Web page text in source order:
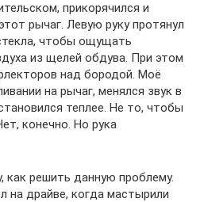
прикорячился и
рычаг. Левую руку протянул
чтобы ощущать
из щелей обдува. При этом
над бородой. Моё
на рычаг, менялся звук в
теплее. Не то, чтобы
конечно. Но рука
как решить данную проблему.
на драйве, когда мастырили